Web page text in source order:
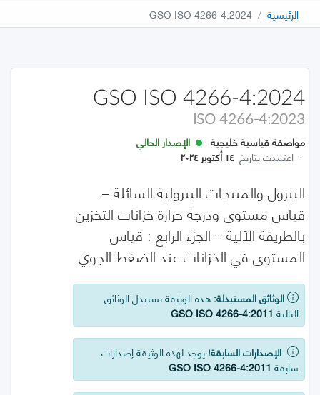
الرئيسية GSO ISO 4266-4:2024
GSO ISO 4266-4:2024
ISO 4266-4:2023
مواصفة قياسية خليجية
الإصدار الحالي
· اعتمدت بتاريخ ١٤ أكتوبر ٢٠٢٤
البترول والمنتجات البترولية السائلة –
قياس مستوى ودرجة حرارة خزانات التخزين
بالطريقة الآلية – الجزء الرابع : قياس
المستوى في الخزانات عند الضغط الجوي
الوثائق المستبدلة: هذه الوثيقة تستبدل الوثائق
التالية GSO ISO 4266-4:2011
الإصدارات السابقة! يوجد لهذه الوثيقة إصدارات
سابقة GSO ISO 4266-4:2011